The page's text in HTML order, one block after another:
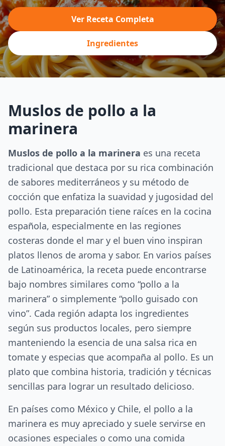
Ver Receta Completa
Ingredientes
Muslos de pollo a la
marinera
Muslos de pollo a la marinera es una receta
tradicional que destaca por su rica combinación
de sabores mediterráneos y su método de
cocción que enfatiza la suavidad y jugosidad del
pollo. Esta preparación tiene raíces en la cocina
española, especialmente en las regiones
costeras donde el mar y el buen vino inspiran
platos llenos de aroma y sabor. En varios países
de Latinoamérica, la receta puede encontrarse
bajo nombres similares como “pollo a la
marinera” o simplemente “pollo guisado con
vino”. Cada región adapta los ingredientes
según sus productos locales, pero siempre
manteniendo la esencia de una salsa rica en
tomate y especias que acompaña al pollo. Es un
plato que combina historia, tradición y técnicas
sencillas para lograr un resultado delicioso.
En países como México y Chile, el pollo a la
marinera es muy apreciado y suele servirse en
ocasiones especiales o como una comida